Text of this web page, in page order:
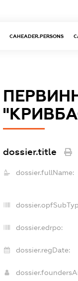
CAHEADER.PERSONS
dossier.title
dossier.fullName:
dossier.edrpo:
dossier.regDate: